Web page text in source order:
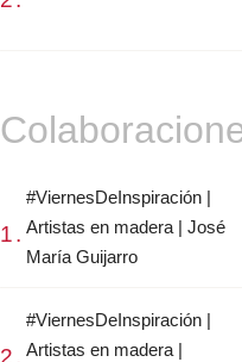
#ViernesDeInspiración |
Artistas en madera | José
María Guijarro
#ViernesDeInspiración |
Artistas en madera |